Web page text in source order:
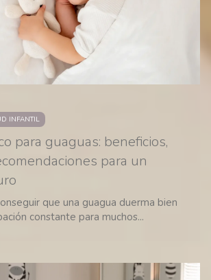
para guaguas: beneficios,
para un
INFANTIL
que una guagua duerma bien
constante para muchos...